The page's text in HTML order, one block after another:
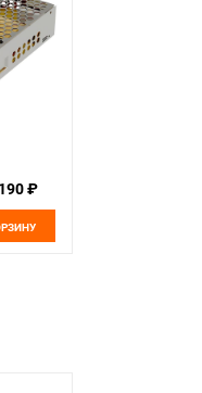
₽